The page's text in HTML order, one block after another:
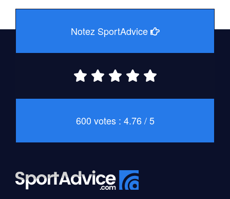
Notez SportAdvice
600 votes : 4.76 / 5